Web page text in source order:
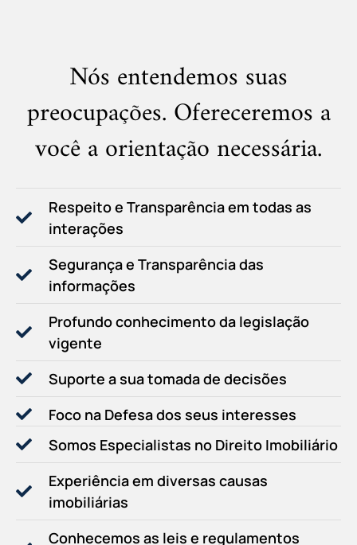
Nós entendemos suas
preocupações. Ofereceremos a
você a orientação necessária.
Respeito e Transparência em todas as
interações
Segurança e Transparência das
informações
Profundo conhecimento da legislação
vigente
Suporte a sua tomada de decisões
Foco na Defesa dos seus interesses
Somos Especialistas no Direito Imobiliário
Experiência em diversas causas
imobiliárias
Conhecemos as leis e regulamentos